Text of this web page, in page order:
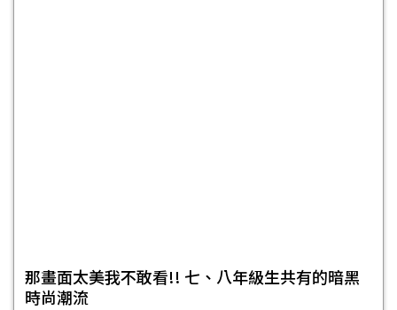
那畫面太美我不敢看!! 七、八年級生共有的暗黑
時尚潮流